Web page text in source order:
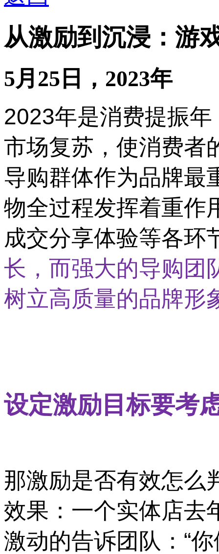
从激励到沉浸：游
5月25日，2023年
2023年是消费提振
市场复苏，使消费者
导购群体作为品牌最
物全过程发挥着重作
成交分享体验等各环
长，而强大的导购团
树立高质量的品牌形
设定激励目标要考
那激励是否有效怎么
效果：一个实体店去
激动的告诉团队：“